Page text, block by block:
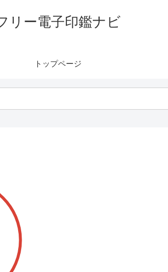
リー電子印鑑ナビ
トップページ